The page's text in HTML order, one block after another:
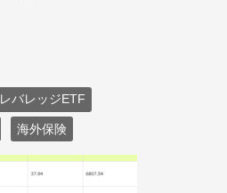
レバレッジETF
海外保険